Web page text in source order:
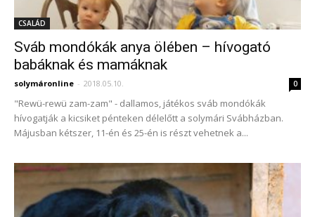
CSALÁD
Sváb mondókák anya ölében – hívogató
babáknak és mamáknak
solymáronline - 2018.05.10. 0
"Rewü-rewü zam-zam" - dallamos, játékos sváb mondókák
hívogatják a kicsiket pénteken délelőtt a solymári Svábházban.
Májusban kétszer, 11-én és 25-én is részt vehetnek a...